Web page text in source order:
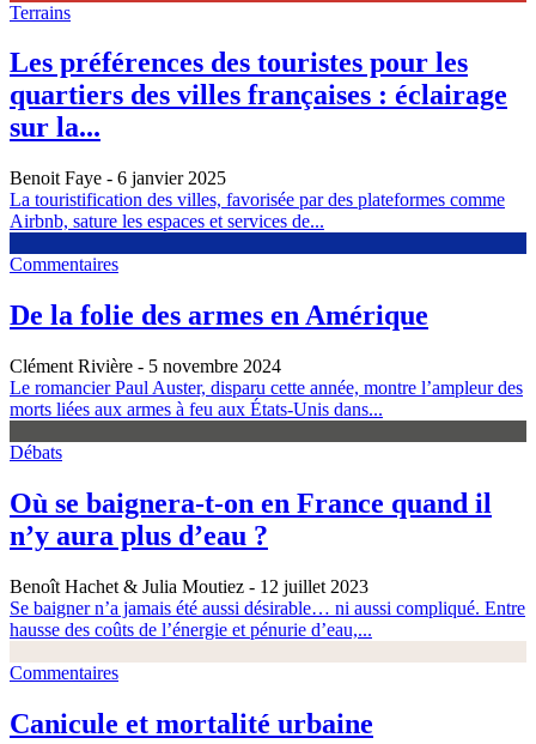
Terrains
Les préférences des touristes pour les
quartiers des villes françaises : éclairage
sur la...
Benoit Faye - 6 janvier 2025
La touristification des villes, favorisée par des plateformes comme
Airbnb, sature les espaces et services de...
Commentaires
De la folie des armes en Amérique
Clément Rivière - 5 novembre 2024
Le romancier Paul Auster, disparu cette année, montre l’ampleur des
morts liées aux armes à feu aux États-Unis dans...
Débats
Où se baignera-t-on en France quand il
n’y aura plus d’eau ?
Benoît Hachet & Julia Moutiez - 12 juillet 2023
Se baigner n’a jamais été aussi désirable… ni aussi compliqué. Entre
hausse des coûts de l’énergie et pénurie d’eau,...
Commentaires
Canicule et mortalité urbaine